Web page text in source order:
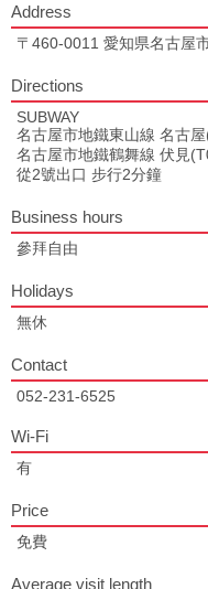
Address
〒460-0011 愛知県名古屋
Directions
SUBWAY
名古屋市地鐵東山線 名古
名古屋市地鐵鶴舞線 伏見
從2號出口 步行2分鐘
Business hours
參拜自由
Holidays
無休
Contact
052-231-6525
Wi-Fi
有
Price
免費
Average visit length